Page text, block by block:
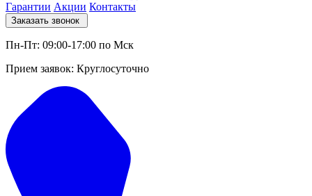
Гарантии Акции Контакты
Заказать звонок
Пн-Пт: 09:00-17:00 по Мск
Прием заявок: Круглосуточно